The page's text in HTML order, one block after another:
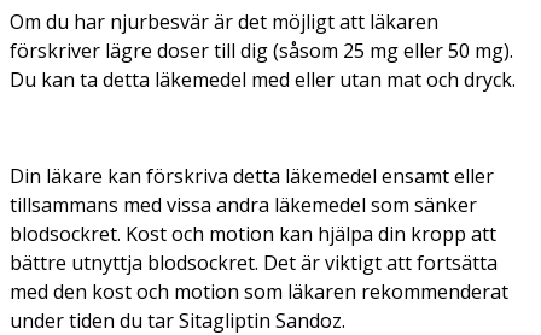
Om du har njurbesvär är det möjligt att läkaren
förskriver lägre doser till dig (såsom 25 mg eller 50 mg).
Du kan ta detta läkemedel med eller utan mat och dryck.
Din läkare kan förskriva detta läkemedel ensamt eller
tillsammans med vissa andra läkemedel som sänker
blodsockret. Kost och motion kan hjälpa din kropp att
bättre utnyttja blodsockret. Det är viktigt att fortsätta
med den kost och motion som läkaren rekommenderat
under tiden du tar Sitagliptin Sandoz.